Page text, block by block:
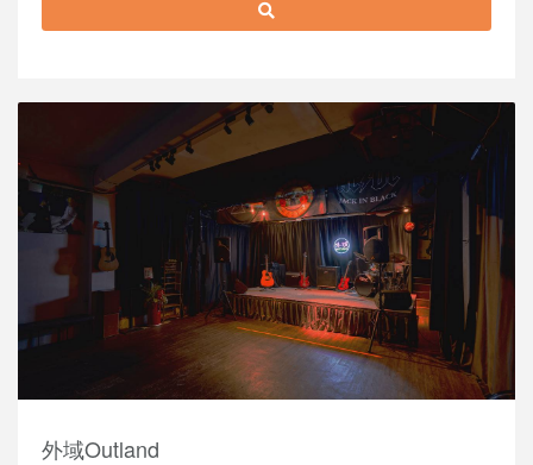
外域Outland